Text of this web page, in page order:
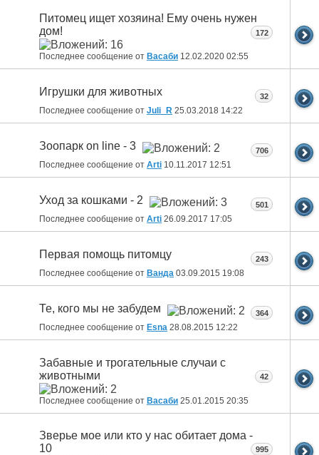
Питомец ищет хозяина! Ему очень нужен
дом!
Последнее сообщение от Васаби 12.02.2020 02:55
172
Игрушки для животных
Последнее сообщение от Juli_R 25.03.2018 14:22
32
Зоопарк on line - 3
Последнее сообщение от Arti 10.11.2017 12:51
706
Уход за кошками - 2
Последнее сообщение от Arti 26.09.2017 17:05
501
Первая помощь питомцу
Последнее сообщение от Ванда 03.09.2015 19:08
243
Те, кого мы не забудем
Последнее сообщение от Esna 28.08.2015 12:22
364
Забавные и трогательные случаи с
животными
Последнее сообщение от Васаби 25.01.2015 20:35
42
Зверье мое или кто у нас обитает дома -
10
995